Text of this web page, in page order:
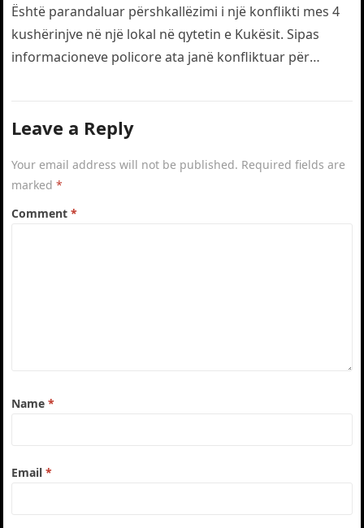
drejt traumës
Është parandaluar përshkallëzimi i një konflikti mes 4
kushërinjve në një lokal në qytetin e Kukësit. Sipas
informacioneve policore ata janë konfliktuar për
Leave a Reply
Your email address will not be published. Required fields are
marked*
Comment*
Name*
Email*